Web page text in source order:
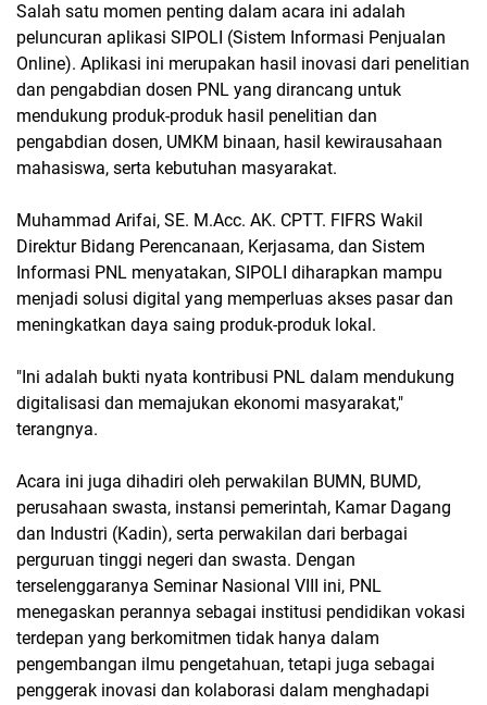
Salah satu momen penting dalam acara ini adalah
peluncuran aplikasi SIPOLI (Sistem Informasi Penjualan
Online). Aplikasi ini merupakan hasil inovasi dari penelitian
dan pengabdian dosen PNL yang dirancang untuk
mendukung produk-produk hasil penelitian dan
pengabdian dosen, UMKM binaan, hasil kewirausahaan
mahasiswa, serta kebutuhan masyarakat.
Muhammad Arifai, SE. M.Acc. AK. CPTT. FIFRS Wakil
Direktur Bidang Perencanaan, Kerjasama, dan Sistem
Informasi PNL menyatakan, SIPOLI diharapkan mampu
menjadi solusi digital yang memperluas akses pasar dan
meningkatkan daya saing produk-produk lokal.
"Ini adalah bukti nyata kontribusi PNL dalam mendukung
digitalisasi dan memajukan ekonomi masyarakat,"
terangnya.
Acara ini juga dihadiri oleh perwakilan BUMN, BUMD,
perusahaan swasta, instansi pemerintah, Kamar Dagang
dan Industri (Kadin), serta perwakilan dari berbagai
perguruan tinggi negeri dan swasta. Dengan
terselenggaranya Seminar Nasional VIII ini, PNL
menegaskan perannya sebagai institusi pendidikan vokasi
terdepan yang berkomitmen tidak hanya dalam
pengembangan ilmu pengetahuan, tetapi juga sebagai
penggerak inovasi dan kolaborasi dalam menghadapi